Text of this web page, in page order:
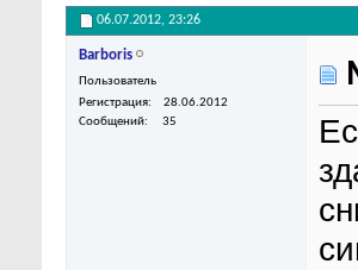
06.07.2012, 23:26
Barboris
Пользователь
Регистрация
28.06.2012
Сообщений
35